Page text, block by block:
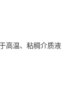
高温、粘稠介质液